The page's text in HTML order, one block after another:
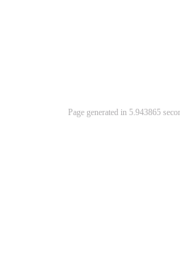
Page generated in 5.943865